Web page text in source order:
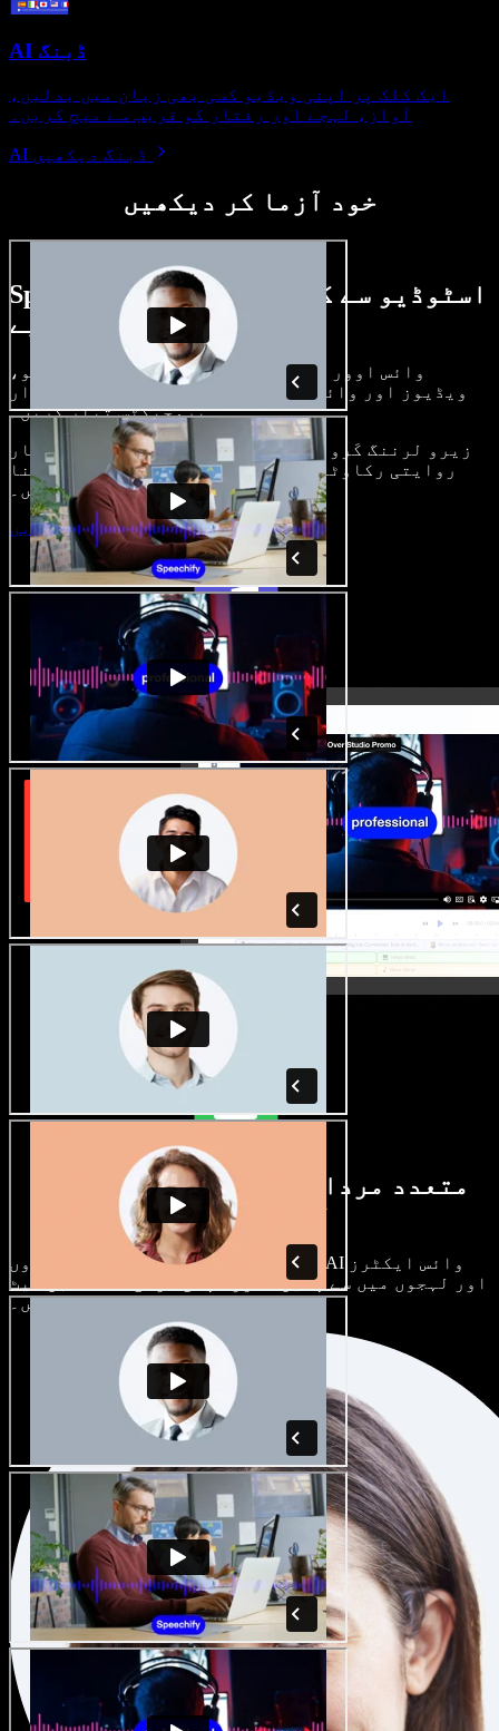
AI ڈبنگ
ایک کلک پر اپنی ویڈیو کسی بھی زبان میں بدلیں،
آواز، لہجے اور رفتار کو قریب سے میچ کریں۔
AI ڈبنگ دیکھیں
خود آزما کر دیکھیں
Speechify اسٹوڈیو سے کیا کچھ کر سکتے
ہیں، دیکھیے
وائس اوور بنائیں، رائلٹی فری امیجز، آڈیو،
ویڈیوز اور وائس کلون شامل کر کے بھرپور، شاندار
پروجیکٹس تیار کریں۔
زیرو لرننگ کَرو اور سب کچھ براؤزر میں، تخلیق کار
روایتی رکاوٹیں توڑ کر اپنے خیالات کو حقیقت بنا
سکتے ہیں۔
اسٹوڈیو شروع کریں
متعدد مردانہ و زنانہ آوازیں اور
لہجے دستیاب
ہر پروجیکٹ الگ ہوتا ہے۔ سینکڑوں AI وائس ایکٹرز
اور لہجوں میں سے چنیں، اور اپنی مرضی کے مطابق سیٹ
کریں۔